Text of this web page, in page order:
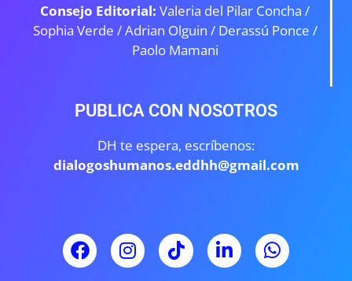
Consejo Editorial: Valeria del Pilar Concha /
Sophia Verde /Adrian Olguin / Derassú Ponce /
Paolo Mamani
PUBLICA CON NOSOTROS
DH te espera, escríbenos:
dialogoshumanos.eddhh@gmail.com